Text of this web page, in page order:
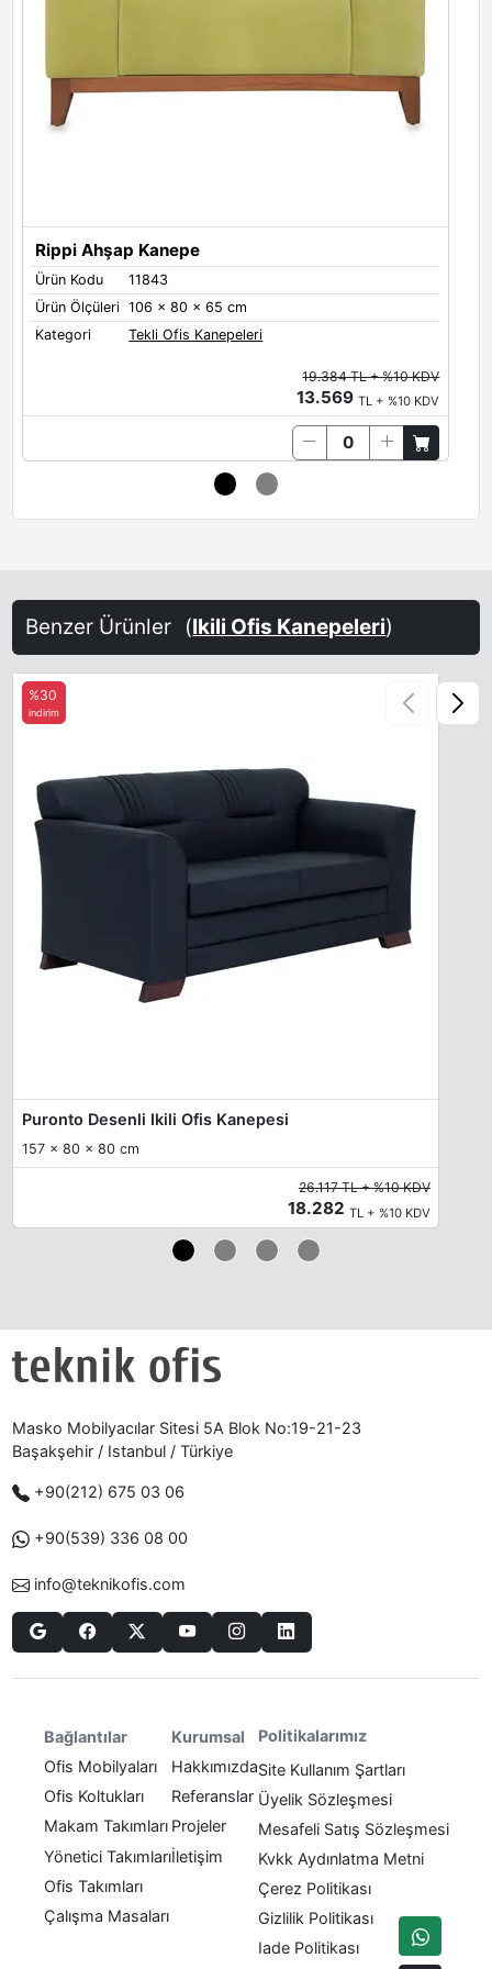
Rippi Ahşap Kanepe
Ürün Kodu
11843
Ürün Ölçüleri 106 x 80 x 65 cm
Kategori
Tekli Ofis Kanepeleri
19.384 TL + %10 KDV
13.569TL + %10 KDV
Benzer Ürünler (Ikili Ofis Kanepeleri)
Puronto Desenli Ikili Ofis Kanepesi
157 x 80 x 80 cm
%30
indirim
26.117 TL + %10 KDV
18.282 TL + %10 KDV
Masko Mobilyacılar Sitesi 5A Blok No:19-21-23
Başakşehir / Istanbul / Türkiye
+90(212) 675 03 06
+90(539) 336 08 00
info@teknikofis.com
Bağlantılar
Ofis Mobilyaları
Ofis Koltukları
Makam Takımları
Yönetici Takımları
Ofis Takımları
Çalışma Masaları
Kurumsal
Hakkımızda
Referanslar
Projeler
İletişim
Politikalarımız
Site Kullanım Şartları
Üyelik Sözleşmesi
Mesafeli Satış Sözleşmesi
Kvkk Aydınlatma Metni
Çerez Politikası
Gizlilik Politikası
Iade Politikası